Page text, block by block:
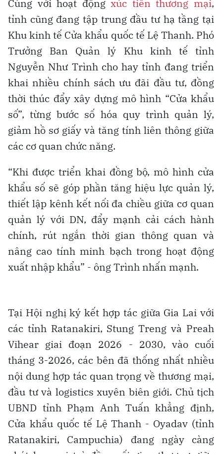
Cùng với hoạt độngxúc tiến thương mại,
tỉnh cũng đang tập trung đầu tư hạ tầng tại
Khu kinh tế Cửa khẩu quốc tế Lệ Thanh. Phó
Trưởng Ban Quản lý Khu kinh tế tỉnh
Nguyễn Như Trình cho hay tỉnh đang triển
khai nhiều chính sách ưu đãi đầu tư, đồng
thời thúc đẩy xây dựng mô hình “Cửa khẩu
số”, từng bước số hóa quy trình quản lý,
giảm hồ sơ giấy và tăng tính liên thông giữa
các cơ quan chức năng.
“Khi được triển khai đồng bộ, mô hình cửa
khẩu số sẽ góp phần tăng hiệu lực quản lý,
thiết lập kênh kết nối đa chiều giữa cơ quan
quản lý với DN, đẩy mạnh cải cách hành
chính, rút ngắn thời gian thông quan và
nâng cao tính minh bạch trong hoạt động
xuất nhập khẩu” - ông Trình nhấn mạnh.
Tại Hội nghị ký kết hợp tác giữa Gia Lai với
các tỉnh Ratanakiri, Stung Treng và Preah
Vihear giai đoạn 2026 - 2030, vào cuối
tháng 3-2026, các bên đã thống nhất nhiều
nội dung hợp tác quan trọng về thương mại,
đầu tư và logistics xuyên biên giới. Chủ tịch
UBND tỉnh Phạm Anh Tuấn khẳng định,
Cửa khẩu quốc tế Lệ Thanh - Oyadav (tỉnh
Ratanakiri, Campuchia) đang ngày càng